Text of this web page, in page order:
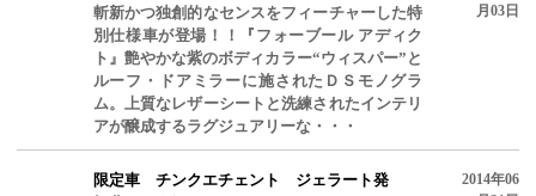
斬新かつ独創的なセンスをフィーチャーした特
別仕様車が登場！！『フォーブール アディク
ト』艶やかな紫のボディカラー“ウィスパー”と
ルーフ・ドアミラーに施されたＤＳモノグラ
ム。上質なレザーシートと洗練されたインテリ
アが醸成するラグジュアリーな・・・
月03日
限定車 チンクエチェント ジェラート発
2014年06